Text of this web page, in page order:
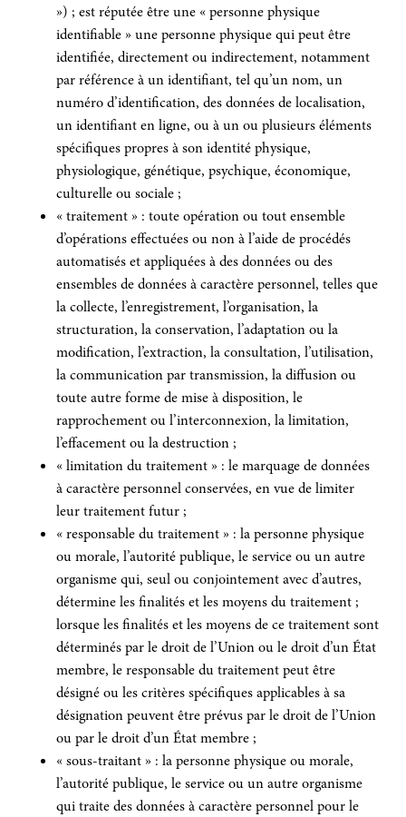
») ; est réputée être une « personne physique
identifiable » une personne physique qui peut être
identifiée, directement ou indirectement, notamment
par référence à un identifiant, tel qu’un nom, un
numéro d’identification, des données de localisation,
un identifiant en ligne, ou à un ou plusieurs éléments
spécifiques propres à son identité physique,
physiologique, génétique, psychique, économique,
culturelle ou sociale ;
« traitement » : toute opération ou tout ensemble
d’opérations effectuées ou non à l’aide de procédés
automatisés et appliquées à des données ou des
ensembles de données à caractère personnel, telles que
la collecte, l’enregistrement, l’organisation, la
structuration, la conservation, l’adaptation ou la
modification, l’extraction, la consultation, l’utilisation,
la communication par transmission, la diffusion ou
toute autre forme de mise à disposition, le
rapprochement ou l’interconnexion, la limitation,
l’effacement ou la destruction ;
« limitation du traitement » : le marquage de données
à caractère personnel conservées, en vue de limiter
leur traitement futur ;
« responsable du traitement » : la personne physique
ou morale, l’autorité publique, le service ou un autre
organisme qui, seul ou conjointement avec d’autres,
détermine les finalités et les moyens du traitement ;
lorsque les finalités et les moyens de ce traitement sont
déterminés par le droit de l’Union ou le droit d’un État
membre, le responsable du traitement peut être
désigné ou les critères spécifiques applicables à sa
désignation peuvent être prévus par le droit de l’Union
ou par le droit d’un État membre ;
« sous-traitant » : la personne physique ou morale,
l’autorité publique, le service ou un autre organisme
qui traite des données à caractère personnel pour le